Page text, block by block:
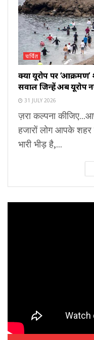
चर्चित
क्या यूरोप पर
सवाल जिन्हें अब यूरोप
31 JULY 2026
ज़रा कल्पना
हजारों लोग आपके
भारी भीड़ है,...